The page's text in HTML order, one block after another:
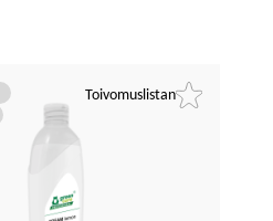
Toivomuslistan